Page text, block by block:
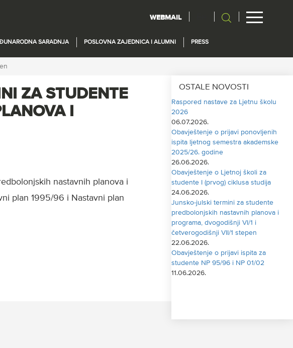
WEBMAIL
SARADNJA POSLOVNA ZAJEDNICA I ALUMNI PRESS
ZA STUDENTE
I
nastavnih planova i
plan 1995/96 i Nastavni plan
OSTALE NOVOSTI
Raspored nastave za Ljetnu školu
2026
06.07.2026.
Obavještenje o prijavi ponovljenih
ispita ljetnog semestra akademske
2025/26. godine
26.06.2026.
Obavještenje o Ljetnoj školi za
studente I (prvog) ciklusa studija
24.06.2026.
Junsko-julski termini za studente
predbolonjskih nastavnih planova i
programa, dvogodišnji VI/1 i
četverogodišnji VII/1 stepen
22.06.2026.
Obavještenje o prijavi ispita za
studente NP 95/96 i NP 01/02
11.06.2026.